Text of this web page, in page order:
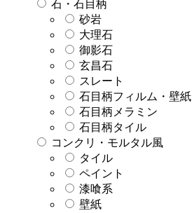
石・石目柄
砂岩
大理石
御影石
玄昌石
スレート
石目柄フィルム・壁紙
石目柄メラミン
石目柄タイル
コンクリ・モルタル風
タイル
ペイント
漆喰系
壁紙